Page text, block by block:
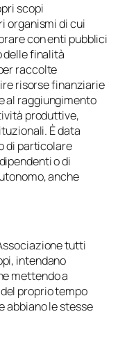
scopi
organismi di cui
con enti pubblici
delle finalità
raccolte
risorse finanziarie
al raggiungimento
produttive,
È data
di particolare
o di
anche
tutti
intendano
mettendo a
proprio tempo
abbiano le stesse